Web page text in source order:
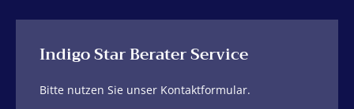
Indigo Star Berater Service
Bitte nutzen Sie unser Kontaktformular.